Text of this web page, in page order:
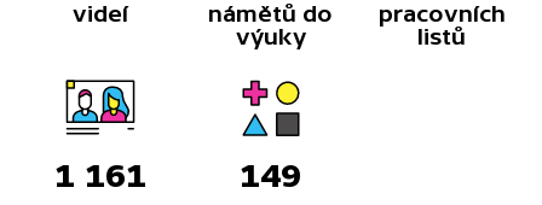
videí
námětů do
výuky
pracovních
listů
1 161 149